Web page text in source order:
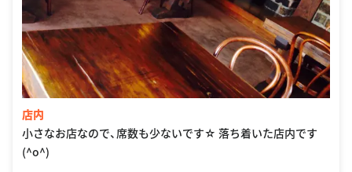
店内
小さなお店なので、席数も少ないです☆ 落ち着いた店内です
(^o^)